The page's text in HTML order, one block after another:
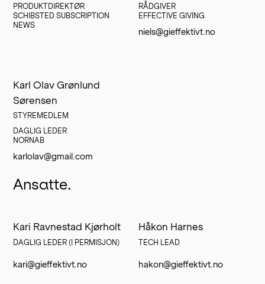
PRODUKTDIREKTØR
SCHIBSTED SUBSCRIPTION
NEWS
RÅDGIVER
EFFECTIVE GIVING
niels@gieffektivt.no
Karl Olav Grønlund
Sørensen
STYREMEDLEM
DAGLIG LEDER
NORNAB
karlolav@gmail.com
Ansatte.
Kari Ravnestad Kjørholt
DAGLIG LEDER (I PERMISJON)
kari@gieffektivt.no
Håkon Harnes
TECH LEAD
hakon@gieffektivt.no